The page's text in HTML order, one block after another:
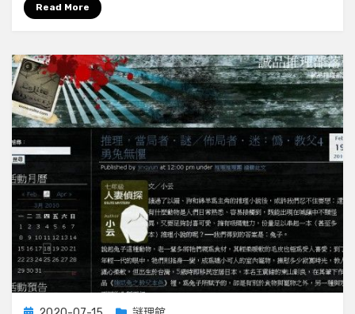
大
人！
Read More